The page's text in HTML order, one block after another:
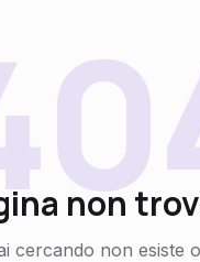
non
cercando non esiste